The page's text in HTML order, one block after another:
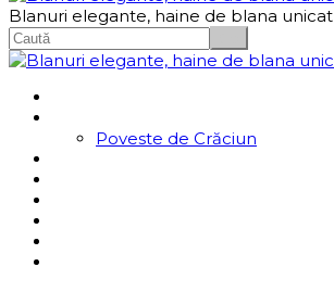
Blanuri elegante, haine de blana unicat
Poveste de Crăciun